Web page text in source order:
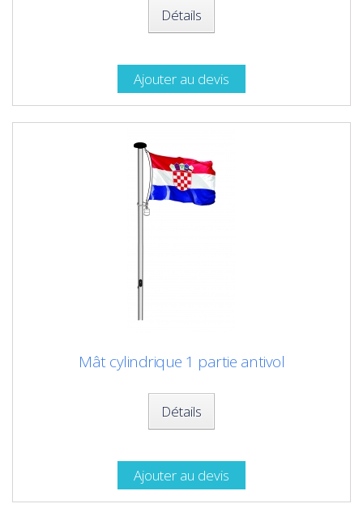
Détails
Ajouter au devis
Mât cylindrique 1 partie antivol
Détails
Ajouter au devis